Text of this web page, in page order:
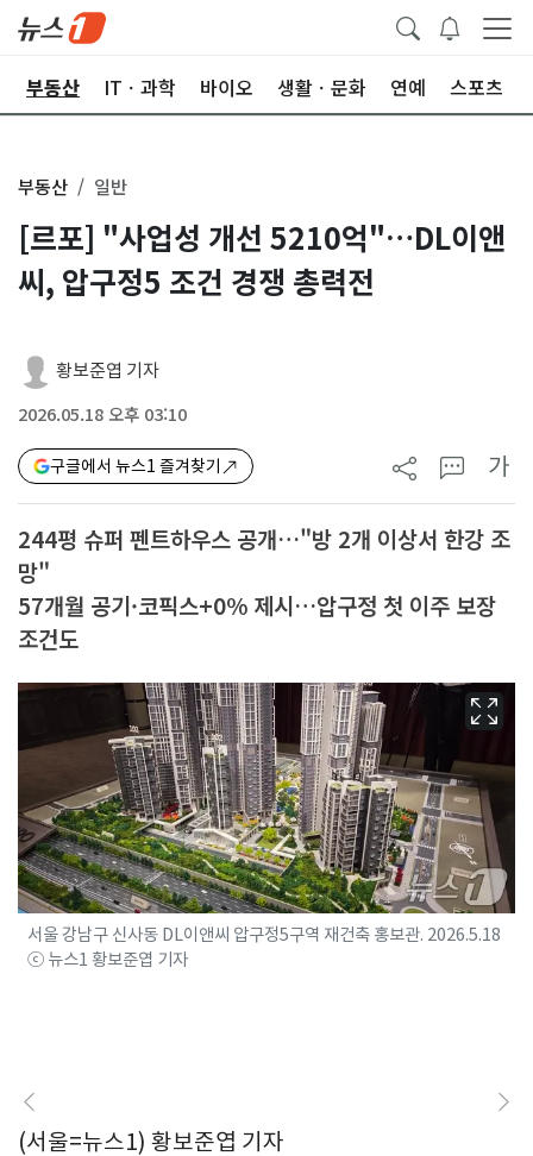
부동산 ITㆍ과학 바이오 생활ㆍ문화 연예 스포츠
부동산 일반
[르포] "사업성 개선 5210억"…DL이앤
씨, 압구정5 조건 경쟁 총력전
황보준엽 기자
2026.05.18 오후 03:10
구글에서 뉴스1 즐겨찾기 가
244평 슈퍼 펜트하우스 공개…"방 2개 이상서 한강 조
망"
57개월 공기·코픽스+0% 제시…압구정 첫 이주 보장
조건도
서울 강남구 신사동 DL이앤씨 압구정5구역 재건축 홍보관. 2026.5.18
ⓒ 뉴스1 황보준엽 기자
(서울=뉴스1) 황보준엽 기자